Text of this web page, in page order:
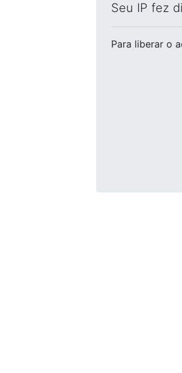
Seu IP fez
Para liberar o